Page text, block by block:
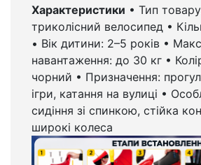
Характеристики • Тип
триколісний велосипед •
• Вік дитини: 2–5 років •
навантаження: до 30 кг •
чорний • Призначення:
ігри, катання на вулиці •
сидіння зі спинкою, стійка
широкі колеса